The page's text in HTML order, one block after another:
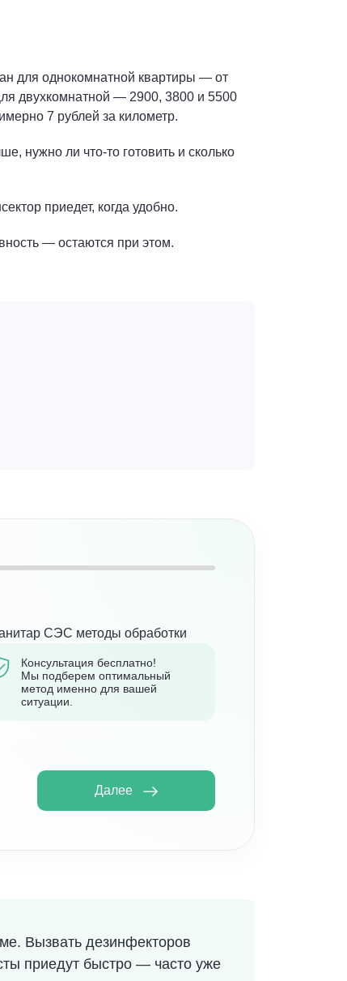
для однокомнатной квартиры — от
двухкомнатной — 2900, 3800 и 5500
7 рублей за километр.
нужно ли что‑то готовить и сколько
приедет, когда удобно.
— остаются при этом.
Консультация бесплатно!
Мы подберем оптимальный
метод именно для вашей
ситуации.
Далее
Вызвать дезинфекторов
приедут быстро — часто уже